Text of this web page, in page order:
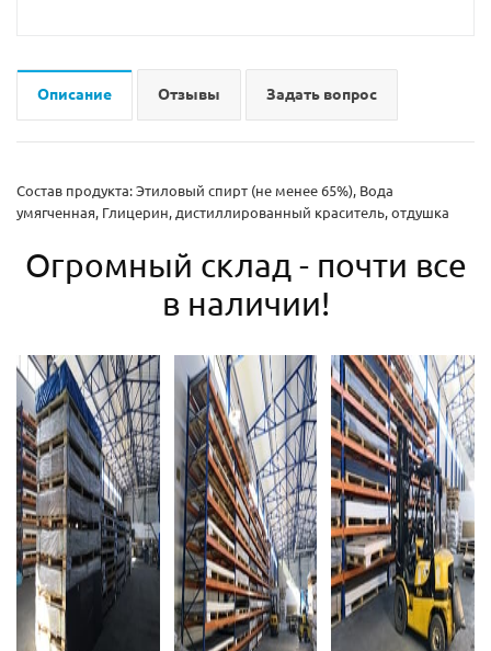
Описание Отзывы Задать вопрос
Состав продукта: Этиловый спирт (не менее 65%), Вода
умягченная, Глицерин, дистиллированный краситель, отдушка
Огромный склад - почти все
в наличии!